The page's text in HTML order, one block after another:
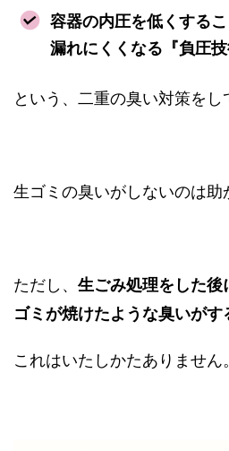
容器の内圧を低くする
漏れにくくなる『負圧
という、二重の臭い対策をし
生ゴミの臭いがしないのは助
ただし、 生ごみ処理をした後
ゴミが焼けたような臭いがす
これはいたしかたありません。